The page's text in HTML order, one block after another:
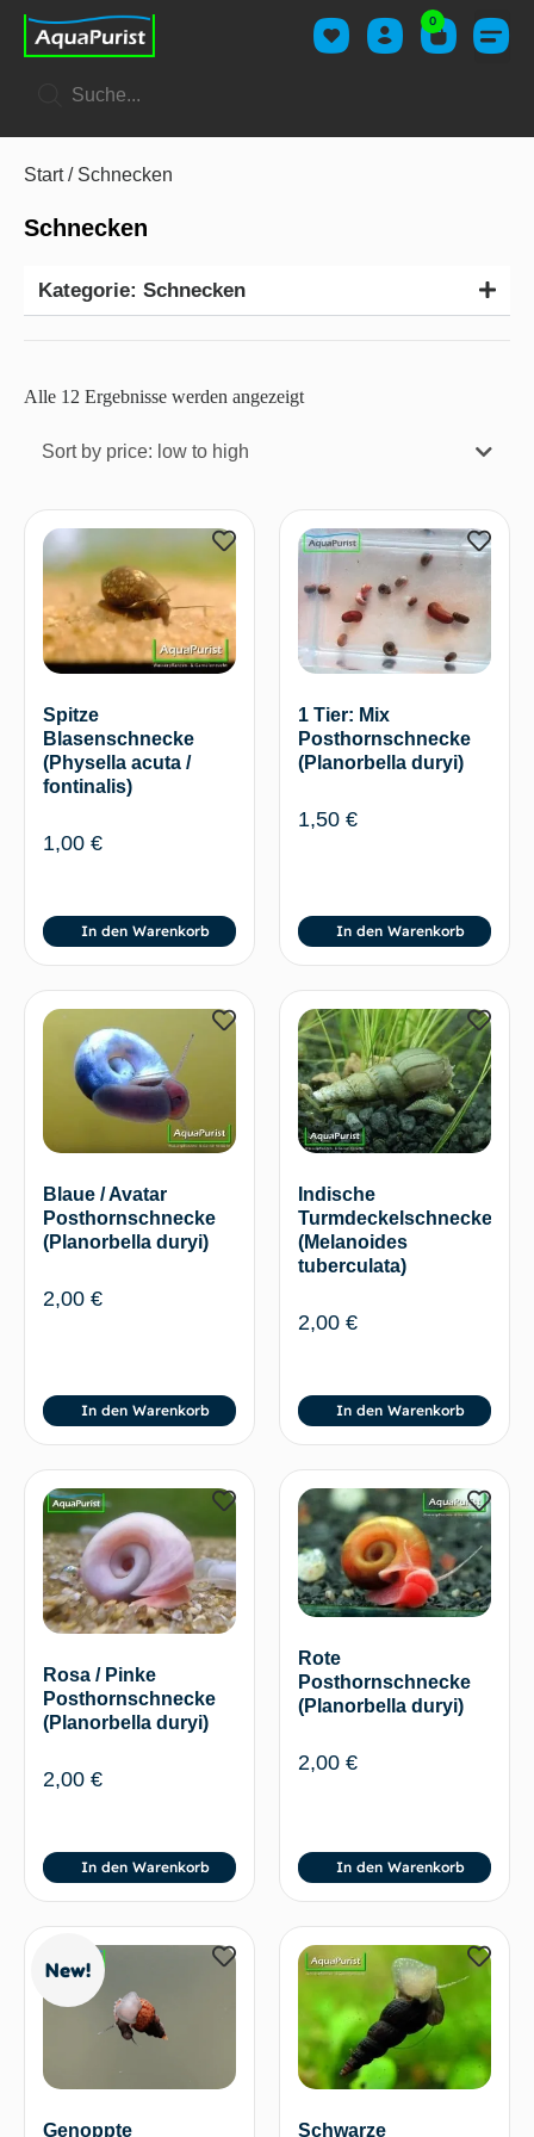
0
Start/ Schnecken
Schnecken
Kategorie: Schnecken
Alle 12 Ergebnisse werden angezeigt
Sort by price: low to high
Spitze
Blasenschnecke
(Physella acuta /
fontinalis)
1,00 €
In den Warenkorb
1 Tier: Mix
Posthornschnecke
(Planorbella duryi)
1,50 €
In den Warenkorb
Blaue / Avatar
Posthornschnecke
(Planorbella duryi)
2,00 €
In den Warenkorb
Indische
Turmdeckelschnecke
(Melanoides
tuberculata)
2,00 €
In den Warenkorb
Rosa / Pinke
Posthornschnecke
(Planorbella duryi)
2,00 €
In den Warenkorb
Rote
Posthornschnecke
(Planorbella duryi)
2,00 €
In den Warenkorb
New!
Genoppte Schwarze